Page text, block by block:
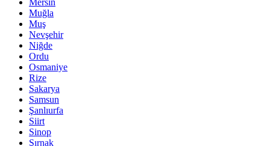
Mersin
Muğla
Muş
Nevşehir
Niğde
Ordu
Osmaniye
Rize
Sakarya
Samsun
Şanlıurfa
Siirt
Sinop
Şırnak